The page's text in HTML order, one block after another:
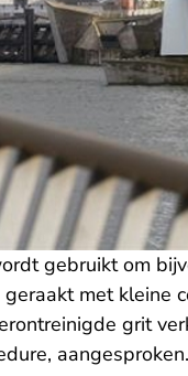
gebruikt om
met kleine
grit
aangesproken.